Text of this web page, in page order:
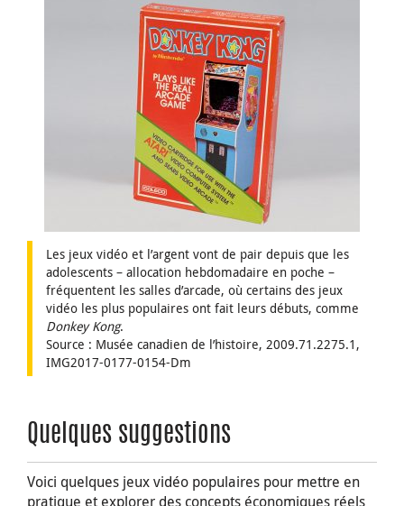
Les jeux vidéo et l’argent vont de pair depuis que les
adolescents – allocation hebdomadaire en poche –
fréquentent les salles d’arcade, où certains des jeux
vidéo les plus populaires ont fait leurs débuts, comme
Donkey Kong.
Source : Musée canadien de l’histoire, 2009.71.2275.1,
IMG2017-0177-0154-Dm
Quelques suggestions
Voici quelques jeux vidéo populaires pour mettre en
pratique et explorer des concepts économiques réels